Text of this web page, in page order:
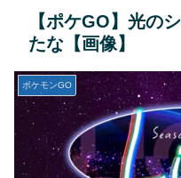
【ポケGO】光の
たな【画像】
ポケモンGO